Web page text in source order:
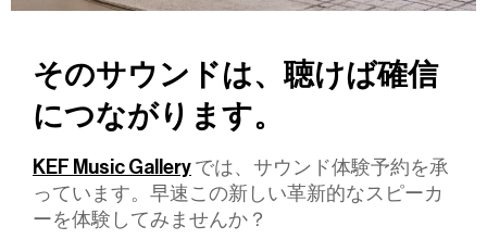
そのサウンドは、聴けば確信
につながります。
KEF Music Gallery では、サウンド体験予約を承
っています。早速この新しい革新的なスピーカ
ーを体験してみませんか？